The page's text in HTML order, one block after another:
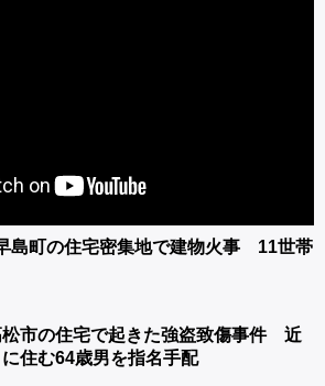
島町の住宅密集地で建物火事 11世帯
市の住宅で起きた強盗致傷事件 近
に住む64歳男を指名手配